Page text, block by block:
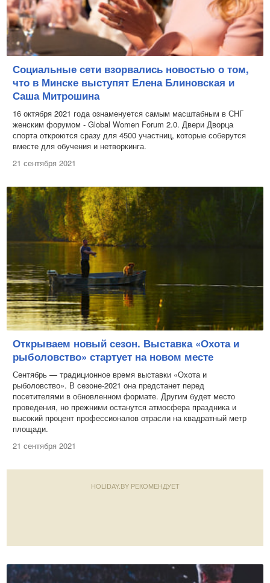
Социальные сети взорвались новостью о том,
что в Минске выступят Елена Блиновская и
Саша Митрошина
16 октября 2021 года ознаменуется самым масштабным в СНГ
женским форумом - Global Women Forum 2.0. Двери Дворца
спорта откроются сразу для 4500 участниц, которые соберутся
вместе для обучения и нетворкинга.
21 сентября 2021
Открываем новый сезон. Выставка «Охота и
рыболовство» стартует на новом месте
Сентябрь — традиционное время выставки «Охота и
рыболовство». В сезоне-2021 она предстанет перед
посетителями в обновленном формате. Другим будет место
проведения, но прежними останутся атмосфера праздника и
высокий процент профессионалов отрасли на квадратный метр
площади.
21 сентября 2021
HOLIDAY.BY РЕКОМЕНДУЕТ